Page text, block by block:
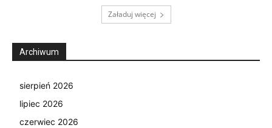
Załaduj więcej
Archiwum
sierpień 2026
lipiec 2026
czerwiec 2026